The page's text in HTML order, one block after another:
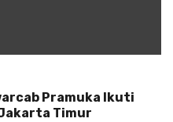
Pramuka Ikuti
Timur